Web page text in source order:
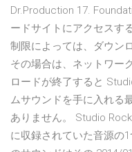
Dr.Production 17.
ードサイトにアクセスす
制限によっては、ダウン
その場合は、ネットワー
ロードが終了すると
ムサウンドを手に入れる
ありません。 Studio
に収録されていた音源の